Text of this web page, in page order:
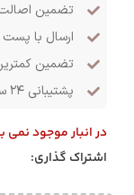
تضمین اصالت
ارسال با پست
تضمین
پشتیبانی ۲۴ ساعته
در انبار موجود نمی
اشتراک گذاری: